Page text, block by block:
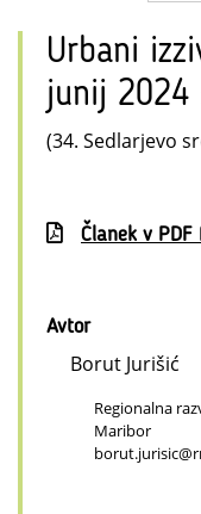
Urbani
junij 2024
(34. Sedlarjevo
Članek v
Avtor
Borut Jurišić
Regionalna
Maribor